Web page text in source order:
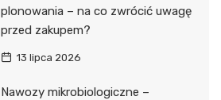
plonowania – na co zwrócić uwagę
przed zakupem?
13 lipca 2026
Nawozy mikrobiologiczne –